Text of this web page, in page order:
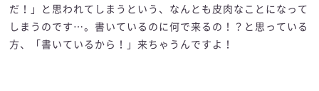
だ！」と思われてしまうという、なんとも皮肉なことになって
しまうのです…。書いているのに何で来るの！？と思っている
方、「書いているから！」来ちゃうんですよ！